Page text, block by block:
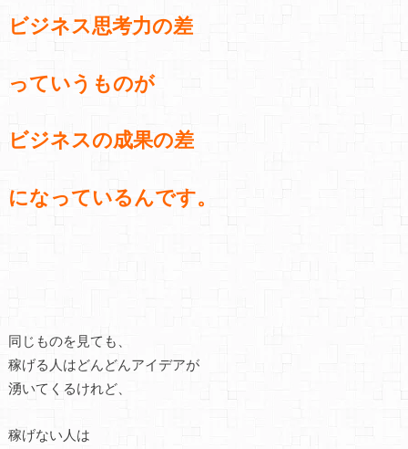
ビジネス思考力の差
っていうものが
ビジネスの成果の差
になっているんです。
同じものを見ても、
稼げる人はどんどんアイデアが
湧いてくるけれど、
稼げない人は